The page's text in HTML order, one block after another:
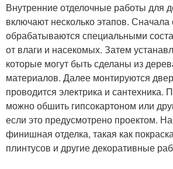
Внутренние отделочные работы для
включают несколько этапов. Сначала
обрабатываются специальными
от влаги и насекомых. Затем
которые могут быть сделаны из
материалов. Далее монтируются
проводится электрика и сантехника.
можно обшить гипсокартоном или
если это предусмотрено проектом.
финишная отделка, такая как
плинтусов и другие декоративные